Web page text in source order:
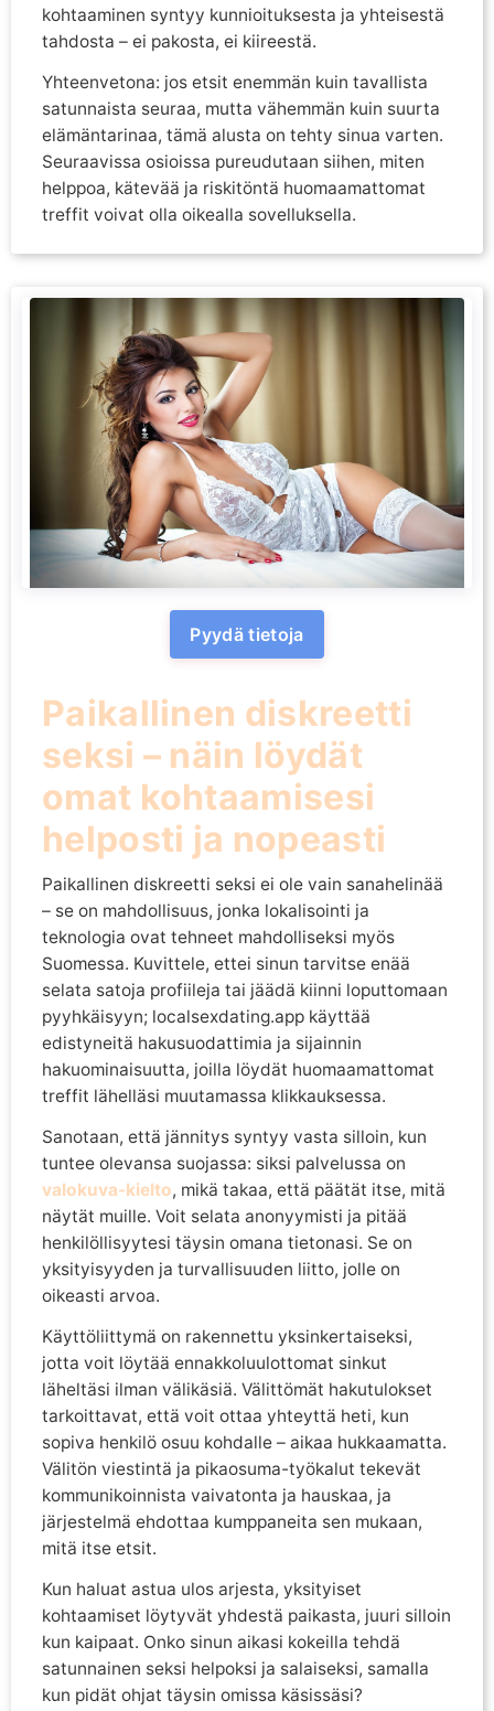
kohtaaminen syntyy kunnioituksesta ja yhteisestä
tahdosta – ei pakosta, ei kiireestä.
Yhteenvetona: jos etsit enemmän kuin tavallista
satunnaista seuraa, mutta vähemmän kuin suurta
elämäntarinaa, tämä alusta on tehty sinua varten.
Seuraavissa osioissa pureudutaan siihen, miten
helppoa, kätevää ja riskitöntä huomaamattomat
treffit voivat olla oikealla sovelluksella.
Pyydä tietoja
Paikallinen diskreetti
seksi – näin löydät
omat kohtaamisesi
helposti ja nopeasti
Paikallinen diskreetti seksi ei ole vain sanahelinää
– se on mahdollisuus, jonka lokalisointi ja
teknologia ovat tehneet mahdolliseksi myös
Suomessa. Kuvittele, ettei sinun tarvitse enää
selata satoja profiileja tai jäädä kiinni loputtomaan
pyyhkäisyyn; localsexdating.app käyttää
edistyneitä hakusuodattimia ja sijainnin
hakuominaisuutta, joilla löydät huomaamattomat
treffit lähelläsi muutamassa klikkauksessa.
Sanotaan, että jännitys syntyy vasta silloin, kun
tuntee olevansa suojassa: siksi palvelussa on
valokuva-kielto, mikä takaa, että päätät itse, mitä
näytät muille. Voit selata anonyymisti ja pitää
henkilöllisyytesi täysin omana tietonasi. Se on
yksityisyyden ja turvallisuuden liitto, jolle on
oikeasti arvoa.
Käyttöliittymä on rakennettu yksinkertaiseksi,
jotta voit löytää ennakkoluulottomat sinkut
läheltäsi ilman välikäsiä. Välittömät hakutulokset
tarkoittavat, että voit ottaa yhteyttä heti, kun
sopiva henkilö osuu kohdalle – aikaa hukkaamatta.
Välitön viestintä ja pikaosuma-työkalut tekevät
kommunikoinnista vaivatonta ja hauskaa, ja
järjestelmä ehdottaa kumppaneita sen mukaan,
mitä itse etsit.
Kun haluat astua ulos arjesta, yksityiset
kohtaamiset löytyvät yhdestä paikasta, juuri silloin
kun kaipaat. Onko sinun aikasi kokeilla tehdä
satunnainen seksi helpoksi ja salaiseksi, samalla
kun pidät ohjat täysin omissa käsissäsi?